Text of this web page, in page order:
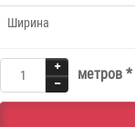
Ширина
метров *